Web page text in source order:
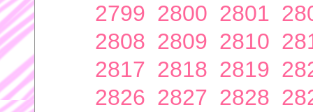
2799 2800 2801
2808 2809 2810
2817 2818 2819
2826 2827 2828